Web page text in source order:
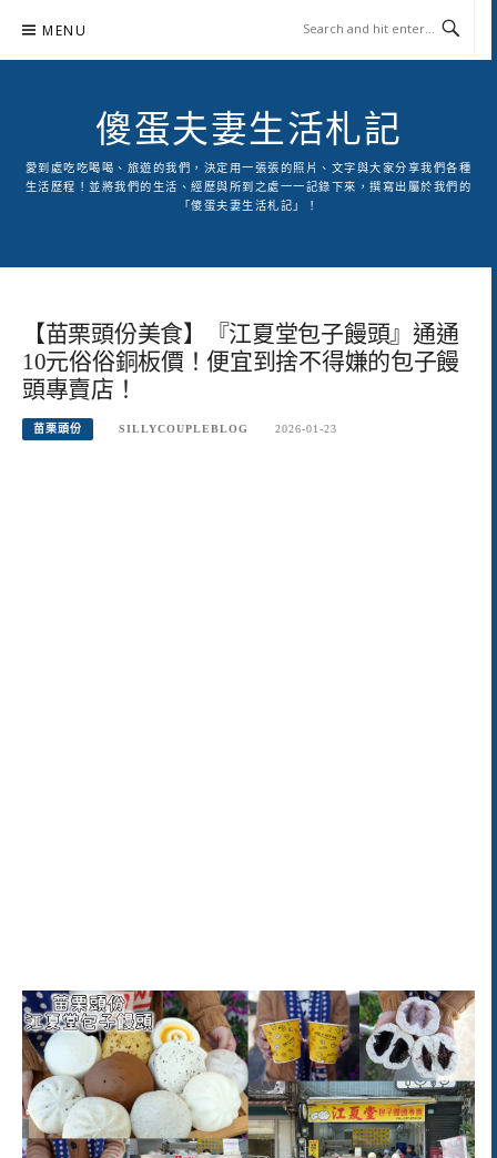
content
MENU
傻蛋夫妻生活札記
愛到處吃吃喝喝、旅遊的我們，決定用一張張的照片、文字與大家分享我們各種
生活歷程！並將我們的生活、經歷與所到之處一一記錄下來，撰寫出屬於我們的
「傻蛋夫妻生活札記」！
【苗栗頭份美食】『江夏堂包子饅頭』通通
10元俗俗銅板價！便宜到捨不得嫌的包子饅
頭專賣店！
苗栗頭份 SILLYCOUPLEBLOG 2026-01-23